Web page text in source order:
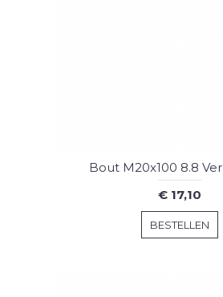
Bout M20x100 8.8
€ 17,10
BESTELLEN